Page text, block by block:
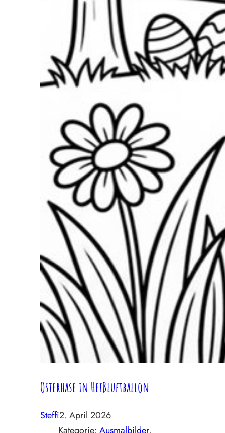
Osterhase in Heißluftballon
Steffi2. April 2026
Kategorie: Ausmalbilder